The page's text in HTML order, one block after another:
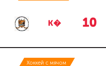
К� 10
Хоккей с мячом